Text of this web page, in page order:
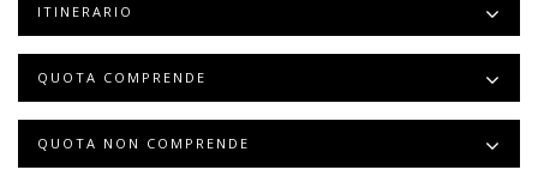
ITINERARIO
QUOTA COMPRENDE
QUOTA NON COMPRENDE